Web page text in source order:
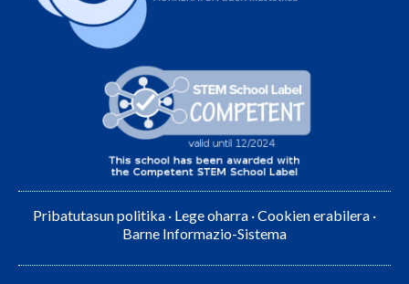
Pribatutasun politika · Lege oharra ·Cookien erabilera ·
Barne Informazio-Sistema